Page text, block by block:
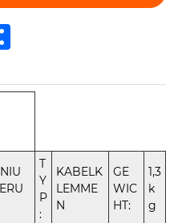
T
Y
P
:
KABELK
LEMME
N
GE
WIC
HT:
1,3
k
g